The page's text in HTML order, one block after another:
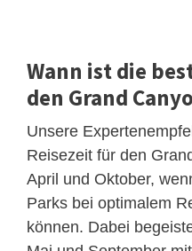
Wann ist die
den Grand
Unsere
Reisezeit für den
April und Oktober,
Parks bei optimalem
können. Dabei